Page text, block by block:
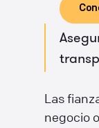
Las
negocio